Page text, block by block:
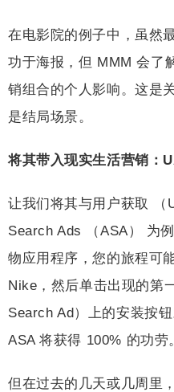
在电影院的例子中，虽然
功于海报，但 MMM 会了
销组合的个人影响。这是
是结局场景。
将其带入现实生活营销：
让我们将其与用户获取 （
Search Ads （ASA） 为
物应用程序，您的旅程可
Nike，然后单击出现的第
Search Ad）上的安装按
ASA 将获得 100% 的功劳
但在过去的几天或几周里